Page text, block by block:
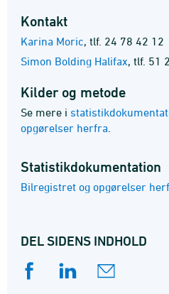
Kontakt
Karina Moric, tlf. 24 78 42 12
Simon Bolding Halifax, tlf. 51
Kilder og metode
Se mere i
opgørelser herfra
Statistik­dokumentation
Bilregistret og opgørelser
DEL SIDENS INDHOLD